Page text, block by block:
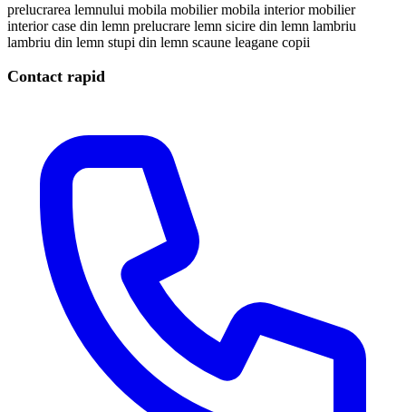
prelucrarea lemnului mobila mobilier mobila interior mobilier
interior case din lemn prelucrare lemn sicire din lemn lambriu
lambriu din lemn stupi din lemn scaune leagane copii
Contact rapid